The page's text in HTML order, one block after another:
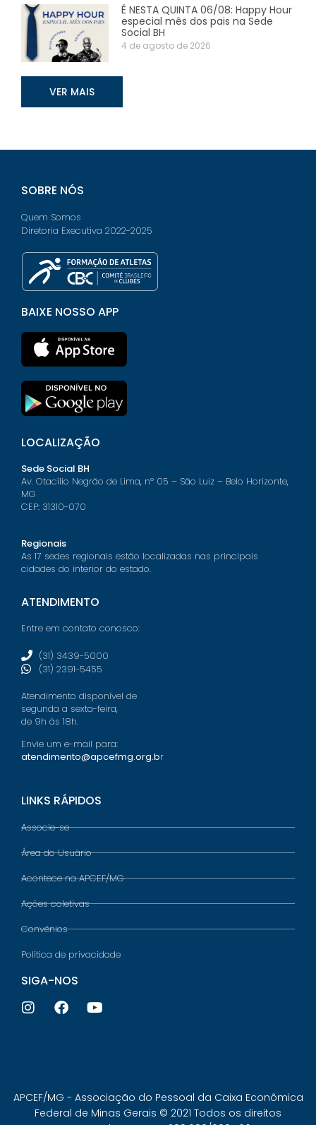
É NESTA QUINTA 06/08: Happy Hour
especial mês dos pais na Sede
Social BH
4 de agosto de 2026
VER MAIS
SOBRE NÓS
Quem Somos
Diretoria Executiva 2022-2025
BAIXE NOSSO APP
LOCALIZAÇÃO
Sede Social BH
Av. Otacílio Negrão de Lima, nº 05 – São Luiz – Belo Horizonte,
MG
CEP: 31310-070
Regionais
As 17 sedes regionais estão localizadas nas principais
cidades do interior do estado.
ATENDIMENTO
Entre em contato conosco:
(31) 3439-5000
(31) 2391-5455
Atendimento disponível de
segunda a sexta-feira,
de 9h às 18h.
Envie um e-mail para:
atendimento@apcefmg.org.br
LINKS RÁPIDOS
Associe-se
Área do Usuário
Acontece na APCEF/MG
Ações coletivas
Convênios
Política de privacidade
SIGA-NOS
APCEF/MG - Associação do Pessoal da Caixa Econômica
Federal de Minas Gerais © 2021 Todos os direitos